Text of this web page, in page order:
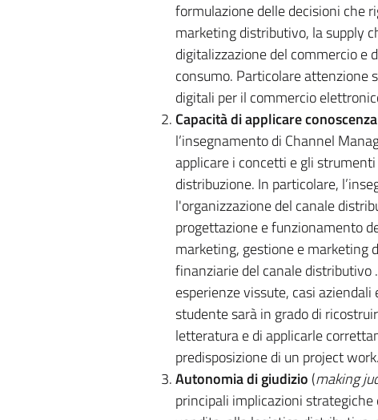
formulazione delle decisioni che
marketing distributivo, la supply
digitalizzazione del commercio e
consumo. Particolare attenzione
digitali per il commercio
Capacità di applicare
l’insegnamento di Channel
applicare i concetti e gli
distribuzione. In particolare,
l'organizzazione del canale
progettazione e funzionamento
marketing, gestione e marketing
finanziarie del canale distributivo
esperienze vissute, casi
studente sarà in grado di
letteratura e di applicarle
predisposizione di un project work.
Autonomia di giudizio (making
principali implicazioni